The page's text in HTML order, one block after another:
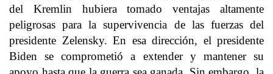
del Kremlin hubiera tomado ventajas altamente
peligrosas para la supervivencia de las fuerzas del
presidente Zelensky. En esa dirección, el presidente
Biden se comprometió a extender y mantener su